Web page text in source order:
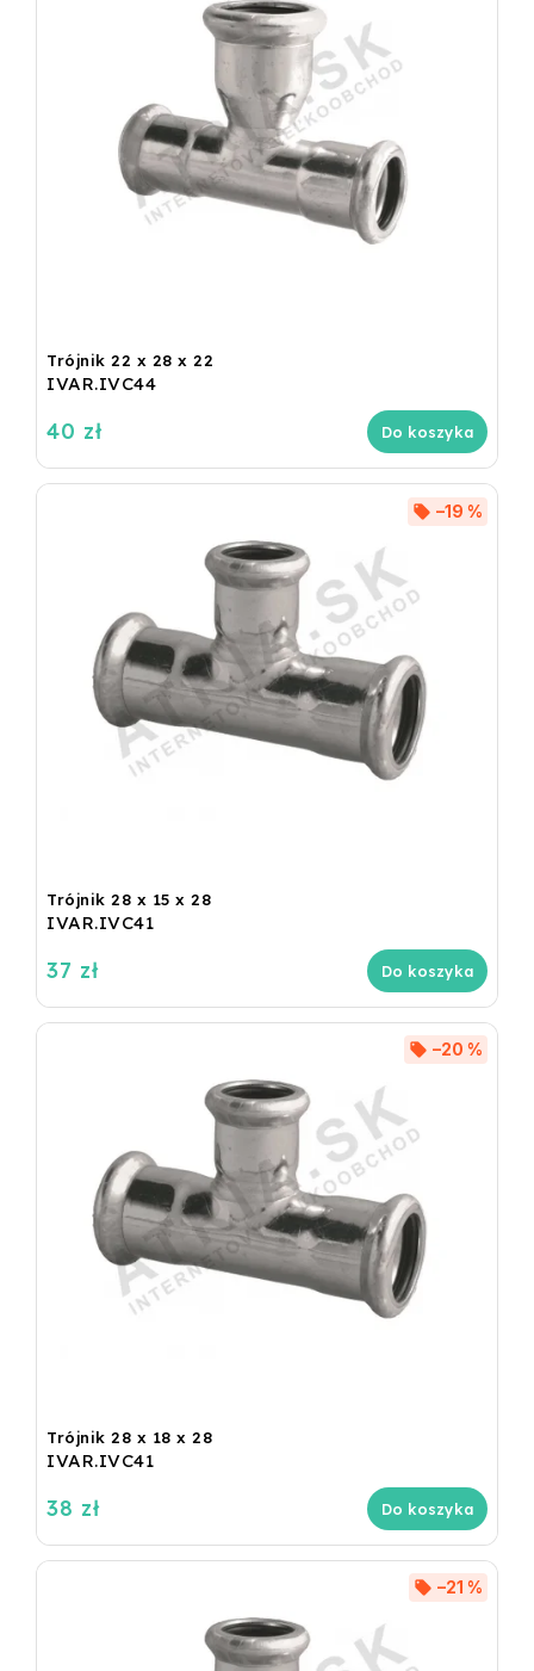
Trójnik 22 x 28 x 22
IVAR.IVC44
40 zł Do koszyka
Trójnik 28 x 15 x 28
IVAR.IVC41
–19 %
37 zł Do koszyka
Trójnik 28 x 18 x 28
IVAR.IVC41
–20 %
38 zł Do koszyka
–21 %